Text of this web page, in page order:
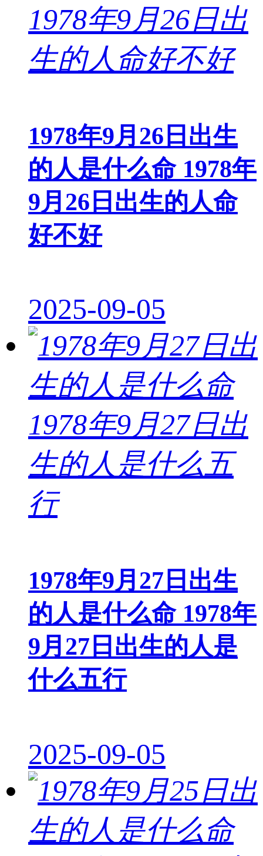
1978年9月26日出生
的人是什么命 1978年
9月26日出生的人命
好不好
2025-09-05
1978年9月27日出生
的人是什么命 1978年
9月27日出生的人是
什么五行
2025-09-05